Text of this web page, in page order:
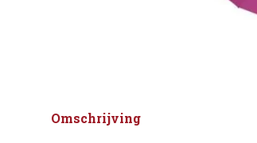
Omschrijving